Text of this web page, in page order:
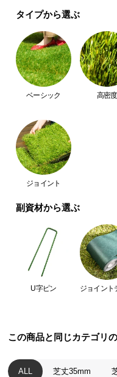
型
商
品
の
配
い
て
小
型
商
に
開
梱
設
シート生地は破れや
安心して使えるシー
耐用年数
劣化を防ぐUVカッ
タイプから選ぶ
ベーシック 高密度
ジョイント
副資材から選ぶ
U字ピン ジョイント
この商品と同じカテゴリ
ALL 芝丈35mm